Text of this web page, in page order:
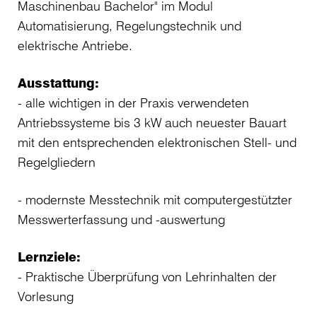
Maschinenbau Bachelor" im Modul
Automatisierung, Regelungstechnik und
elektrische Antriebe.
Ausstattung:
- alle wichtigen in der Praxis verwendeten
Antriebssysteme bis 3 kW auch neuester Bauart
mit den entsprechenden elektronischen Stell- und
Regelgliedern
- modernste Messtechnik mit computergestützter
Messwerterfassung und -auswertung
Lernziele:
- Praktische Überprüfung von Lehrinhalten der
Vorlesung